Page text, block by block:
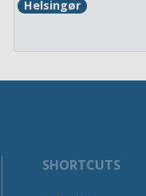
Helsingør
SHORTCUTS